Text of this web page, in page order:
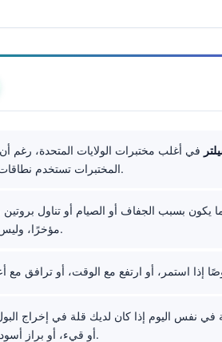
في أغلب مختبرات الولايات المتحدة، رغم
المختبرات تستخدم نطاقات أوسع قليلًا.
ما يكون بسبب الجفاف أو الصيام أو تناول بروتين
مؤخرًا، وليس فشلًا كلويًا.
في نفس اليوم إذا كان لديك قلة في إخراج
أو قيء، أو براز أسود، أو تشوش.